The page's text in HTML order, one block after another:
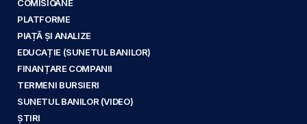
COMISIOANE
PLATFORME
PIAȚĂ ȘI ANALIZE
EDUCAȚIE (SUNETUL BANILOR)
FINANȚARE COMPANII
TERMENI BURSIERI
SUNETUL BANILOR (VIDEO)
ȘTIRI